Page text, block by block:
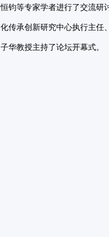
恒钧等专家学者进行了交流研
化传承创新研究中心执行主任
子华教授主持了论坛开幕式。